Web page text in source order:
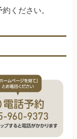
ください。